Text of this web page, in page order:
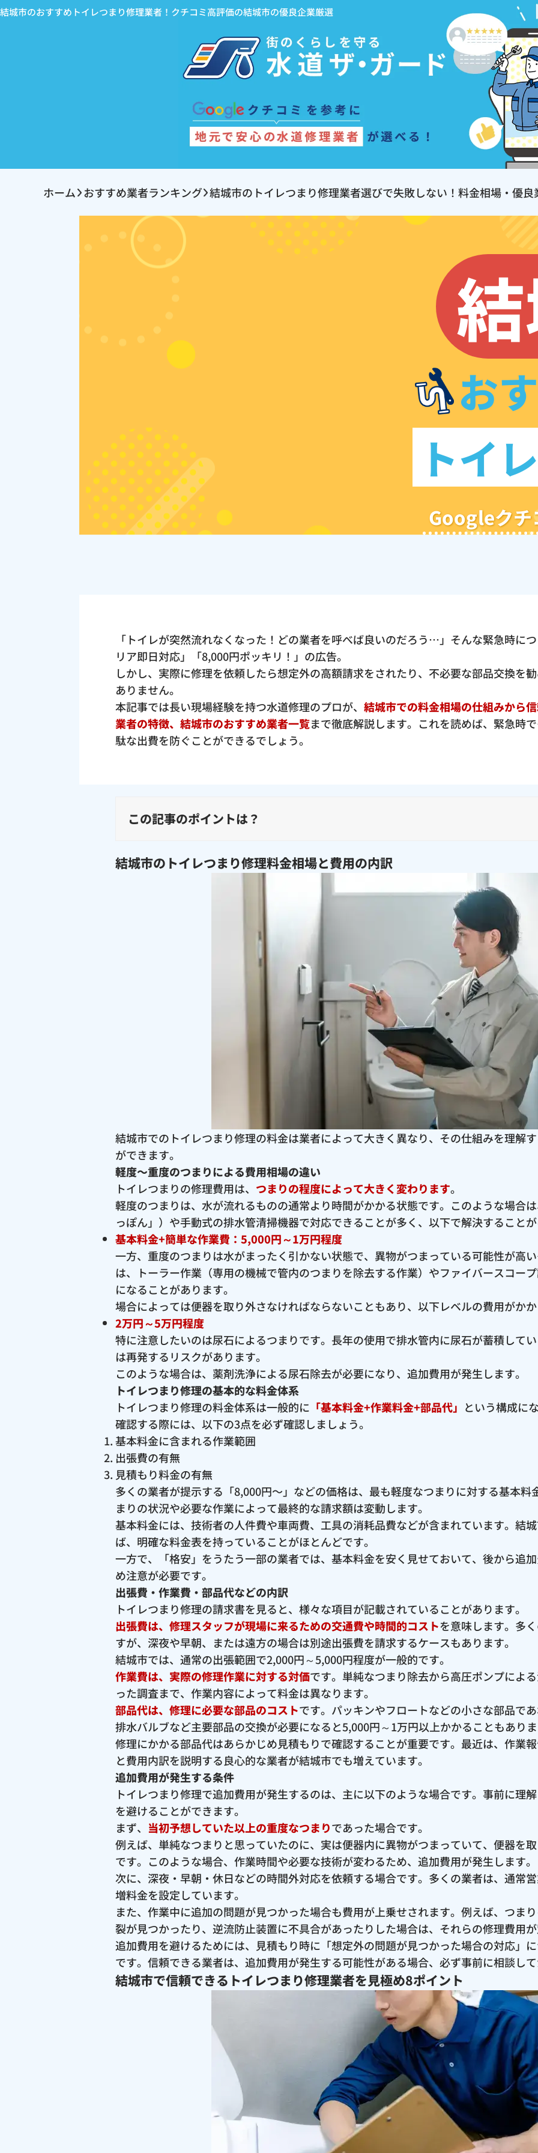
結城市のおすすめトイレつまり修理業者！クチコミ高評価の結城市の優良企業厳選
ホーム おすすめ業者ランキング 結城市のトイレつまり修理業者選びで失敗しない！料金相場・優
お
トイ
Googleクチ
「トイレが突然流れなくなった！どの業者を呼べば良いのだろう…」そんな緊急時に
リア即日対応」「8,000円ポッキリ！」の広告。
しかし、実際に修理を依頼したら想定外の高額請求をされたり、不必要な部品交換を
ありません。
本記事では長い現場経験を持つ水道修理のプロが、 結城市での料金相場の仕組みから
業者の特徴、結城市のおすすめ業者一覧まで徹底解説します。これを読めば、緊急時
駄な出費を防ぐことができるでしょう。
この記事のポイントは？
結城市のトイレつまり修理料金相場と費用の内訳
結城市でのトイレつまり修理の料金は業者によって大きく異なり、その仕組みを理解
ができます。
軽度〜重度のつまりによる費用相場の違い
トイレつまりの修理費用は、 つまりの程度によって大きく変わります。
軽度のつまりは、水が流れるものの通常より時間がかかる状態です。このような場合
っぽん」）や手動式の排水管清掃機器で対応できることが多く、以下で解決すること
基本料金+簡単な作業費：5,000円～1万円程度
一方、重度のつまりは水がまったく引かない状態で、異物がつまっている可能性が高
は、トーラー作業（専用の機械で管内のつまりを除去する作業）やファイバースコー
になることがあります。
場合によっては便器を取り外さなければならないこともあり、以下レベルの費用がか
2万円～5万円程度
特に注意したいのは尿石によるつまりです。長年の使用で排水管内に尿石が蓄積して
は再発するリスクがあります。
このような場合は、薬剤洗浄による尿石除去が必要になり、追加費用が発生します。
トイレつまり修理の基本的な料金体系
トイレつまり修理の料金体系は一般的に 「基本料金+作業料金+部品代」 という構成に
確認する際には、以下の3点を必ず確認しましょう。
基本料金に含まれる作業範囲
出張費の有無
見積もり料金の有無
多くの業者が提示する「8,000円〜」などの価格は、最も軽度なつまりに対する基本料
まりの状況や必要な作業によって最終的な請求額は変動します。
基本料金には、技術者の人件費や車両費、工具の消耗品費などが含まれています。結
ば、明確な料金表を持っていることがほとんどです。
一方で、「格安」をうたう一部の業者では、基本料金を安く見せておいて、後から追
め注意が必要です。
出張費・作業費・部品代などの内訳
トイレつまり修理の請求書を見ると、様々な項目が記載されていることがあります。
出張費は、修理スタッフが現場に来るための交通費や時間的コストを意味します。多
すが、深夜や早朝、または遠方の場合は別途出張費を請求するケースもあります。
結城市では、通常の出張範囲で2,000円～5,000円程度が一般的です。
作業費は、実際の修理作業に対する対価です。単純なつまり除去から高圧ポンプによ
った調査まで、作業内容によって料金は異なります。
部品代は、修理に必要な部品のコストです。パッキンやフロートなどの小さな部品で
排水バルブなど主要部品の交換が必要になると5,000円～1万円以上かかることもあり
修理にかかる部品代はあらかじめ見積もりで確認することが重要です。最近は、作業
と費用内訳を説明する良心的な業者が結城市でも増えています。
追加費用が発生する条件
トイレつまり修理で追加費用が発生するのは、主に以下のような場合です。事前に理
を避けることができます。
まず、 当初予想していた以上の重度なつまりであった場合です。
例えば、単純なつまりと思っていたのに、実は便器内に異物がつまっていて、便器を
です。このような場合、作業時間や必要な技術が変わるため、追加費用が発生します。
次に、深夜・早朝・休日などの時間外対応を依頼する場合です。多くの業者は、通常
増料金を設定しています。
また、作業中に追加の問題が見つかった場合も費用が上乗せされます。例えば、つま
裂が見つかったり、逆流防止装置に不具合があったりした場合は、それらの修理費用
追加費用を避けるためには、見積もり時に「想定外の問題が見つかった場合の対応」
です。信頼できる業者は、追加費用が発生する可能性がある場合、必ず事前に相談し
結城市で信頼できるトイレつまり修理業者を見極め8ポイント